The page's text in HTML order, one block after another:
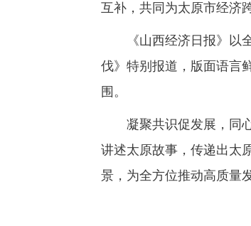
互补，共同为太原市经济
《山西经济日报》以全
伐》特别报道，版面语言
围。
凝聚共识促发展，同心
讲述太原故事，传递出太
景，为全方位推动高质量